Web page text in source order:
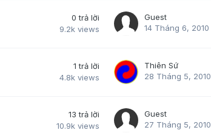
0 trả lời
9.2k views
Guest
14 Tháng 6, 2010
1 trả lời
4.8k views
Thiên Sứ
28 Tháng 5, 2010
13 trả lời
10.9k views
Guest
27 Tháng 5, 2010